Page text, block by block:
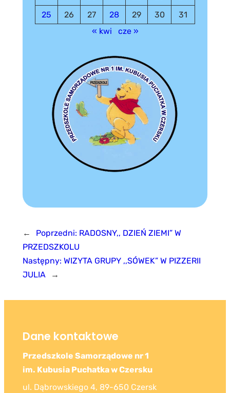
25
26 27 28 29 30
31
« kwi
cze »
← Poprzedni: RADOSNY,, DZIEŃ ZIEMI” W
PRZEDSZKOLU
Następny: WIZYTA GRUPY ,,SÓWEK” W PIZZERII
JULIA
→
Dane kontaktowe
Przedszkole Samorządowe nr 1
im. Kubusia Puchatka w Czersku
ul. Dąbrowskiego 4, 89-650 Czersk